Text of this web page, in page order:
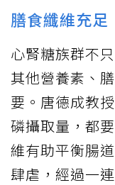
膳食纖維充
心腎糖族群不
其他營養素、
要。唐德成教
磷攝取量，都
維有助平衡腸
肆虐，經過一